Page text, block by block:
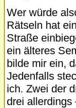
Wer würde
Rätseln hat
Straße
ein älteres
bilde mir ein,
Jedenfalls
ich. Zwei der
drei